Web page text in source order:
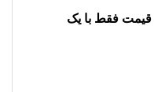
قیمت فقط با یک